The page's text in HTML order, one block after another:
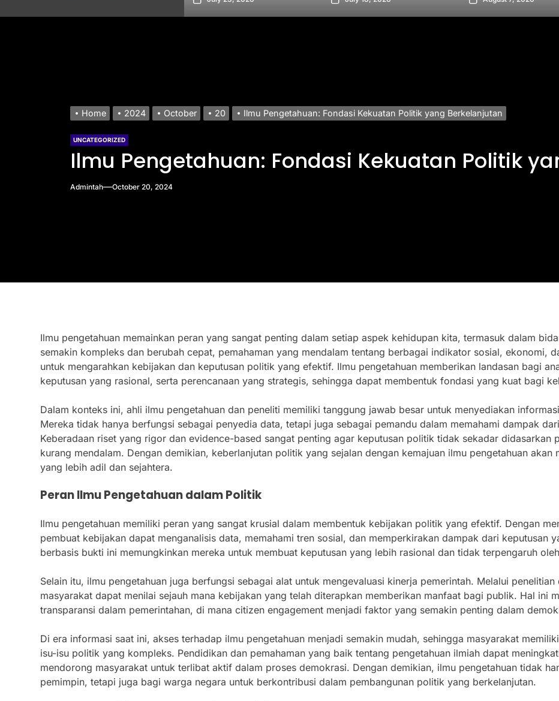
Home 2024 October 20 Ilmu Pengetahuan: Fondasi Kekuatan Politik yang Berkelanjutan
UNCATEGORIZED
Ilmu Pengetahuan: Fondasi Kekuatan Politik
Admintah October 20, 2024
Ilmu pengetahuan memainkan peran yang sangat penting dalam setiap aspek kehidupan kita, termasuk dalam
semakin kompleks dan berubah cepat, pemahaman yang mendalam tentang berbagai indikator sosial, ekonomi,
untuk mengarahkan kebijakan dan keputusan politik yang efektif. Ilmu pengetahuan memberikan landasan bagi
keputusan yang rasional, serta perencanaan yang strategis, sehingga dapat membentuk fondasi yang kuat bagi
Dalam konteks ini, ahli ilmu pengetahuan dan peneliti memiliki tanggung jawab besar untuk menyediakan
Mereka tidak hanya berfungsi sebagai penyedia data, tetapi juga sebagai pemandu dalam memahami dampak
Keberadaan riset yang rigor dan evidence-based sangat penting agar keputusan politik tidak sekadar didasarkan
kurang mendalam. Dengan demikian, keberlanjutan politik yang sejalan dengan kemajuan ilmu pengetahuan akan
yang lebih adil dan sejahtera.
Peran Ilmu Pengetahuan dalam Politik
Ilmu pengetahuan memiliki peran yang sangat krusial dalam membentuk kebijakan politik yang efektif. Dengan
pembuat kebijakan dapat menganalisis data, memahami tren sosial, dan memperkirakan dampak dari keputusan
berbasis bukti ini memungkinkan mereka untuk membuat keputusan yang lebih rasional dan tidak terpengaruh
Selain itu, ilmu pengetahuan juga berfungsi sebagai alat untuk mengevaluasi kinerja pemerintah. Melalui
masyarakat dapat menilai sejauh mana kebijakan yang telah diterapkan memberikan manfaat bagi publik. Hal ini
transparansi dalam pemerintahan, di mana citizen engagement menjadi faktor yang semakin penting dalam
Di era informasi saat ini, akses terhadap ilmu pengetahuan menjadi semakin mudah, sehingga masyarakat
isu-isu politik yang kompleks. Pendidikan dan pemahaman yang baik tentang pengetahuan ilmiah dapat
mendorong masyarakat untuk terlibat aktif dalam proses demokrasi. Dengan demikian, ilmu pengetahuan tidak
pemimpin, tetapi juga bagi warga negara untuk berkontribusi dalam pembangunan politik yang berkelanjutan.